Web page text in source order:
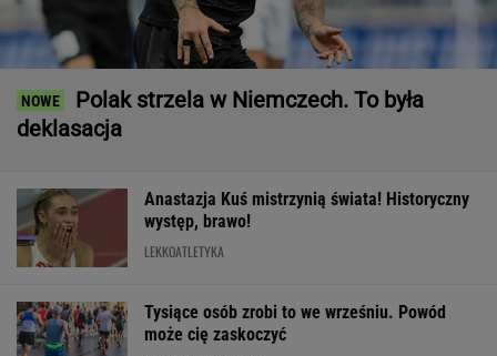
Polak strzela w Niemczech. To była
deklasacja
Anastazja Kuś mistrzynią świata! Historyczny
występ, brawo!
LEKKOATLETYKA
Tysiące osób zrobi to we wrześniu. Powód
może cię zaskoczyć